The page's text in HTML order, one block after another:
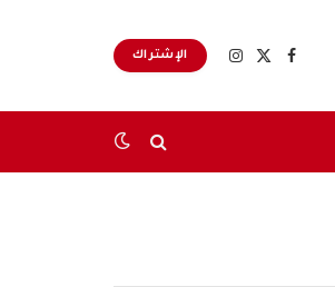
فيسبوك
X
الانستغرام
الإشتراك